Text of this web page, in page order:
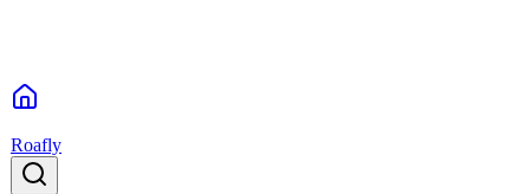
Roafly